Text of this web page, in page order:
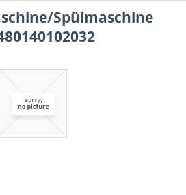
Spülmaschine